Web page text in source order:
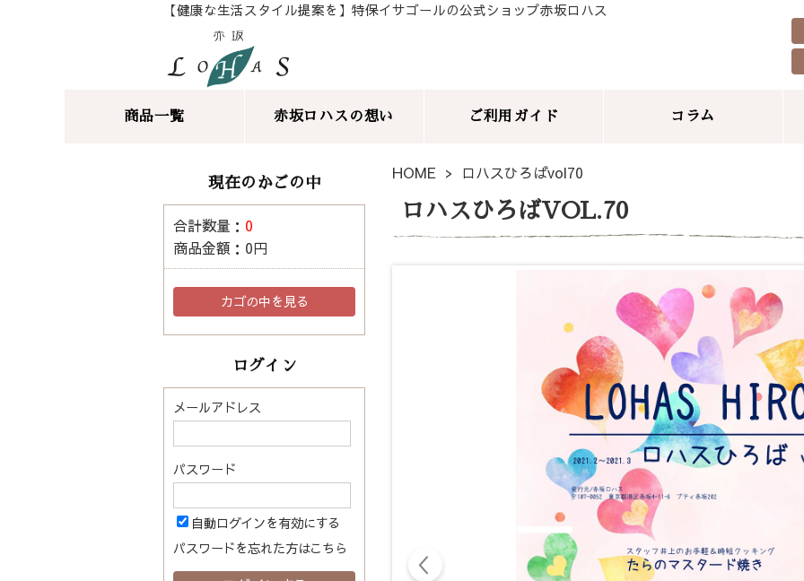
【健康な生活スタイル提案を】特保イサゴールの公式ショップ赤坂ロハス
商品一覧 赤坂ロハスの想い ご利用ガイド コラム
現在のかごの中
合計数量： 0
商品金額： 0円
カゴの中を見る
ログイン
メールアドレス
パスワード
自動ログインを有効にする
パスワードを忘れた方はこちら
HOME ロハスひろばvol70
ロハスひろばVOL.70